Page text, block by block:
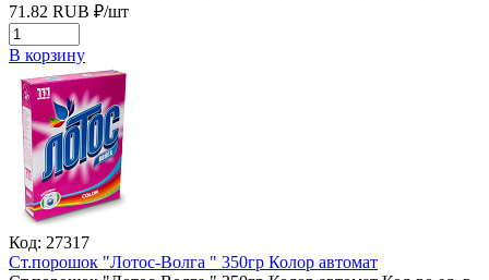
71.82 RUB ₽/шт
В корзину
Код: 27317
Ст.порошок "Лотос-Волга " 350гр Колор автомат